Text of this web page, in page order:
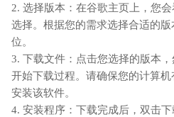
2. 选择版本：在谷歌主页上，您
选择。根据您的需求选择合适的版
位。
3. 下载文件：点击您选择的版本
开始下载过程。请确保您的计算
安装该软件。
4. 安装程序：下载完成后，双击